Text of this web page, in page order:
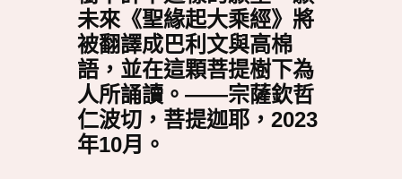
未來《聖緣起大乘經》將
被翻譯成巴利文與高棉
語，並在這顆菩提樹下為
人所誦讀。——宗薩欽哲
仁波切，菩提迦耶，2023
年10月。